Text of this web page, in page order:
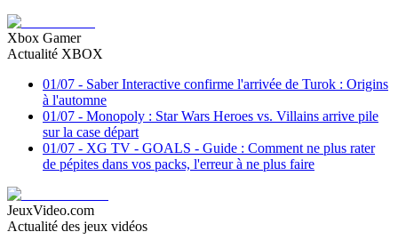
Xbox Gamer
Actualité XBOX
01/07 - Saber Interactive confirme l'arrivée de Turok : Origins
à l'automne
01/07 - Monopoly : Star Wars Heroes vs. Villains arrive pile
sur la case départ
01/07 - XG TV - GOALS - Guide : Comment ne plus rater
de pépites dans vos packs, l'erreur à ne plus faire
JeuxVideo.com
Actualité des jeux vidéos